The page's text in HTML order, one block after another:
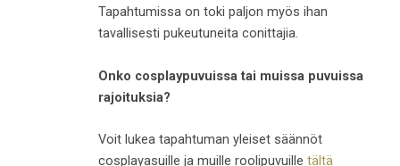
Tapahtumissa on toki paljon myös ihan
tavallisesti pukeutuneita conittajia.
Onko cosplaypuvuissa tai muissa puvuissa
rajoituksia?
Voit lukea tapahtuman yleiset säännöt
cosplayasuille ja muille roolipuvuille tältä